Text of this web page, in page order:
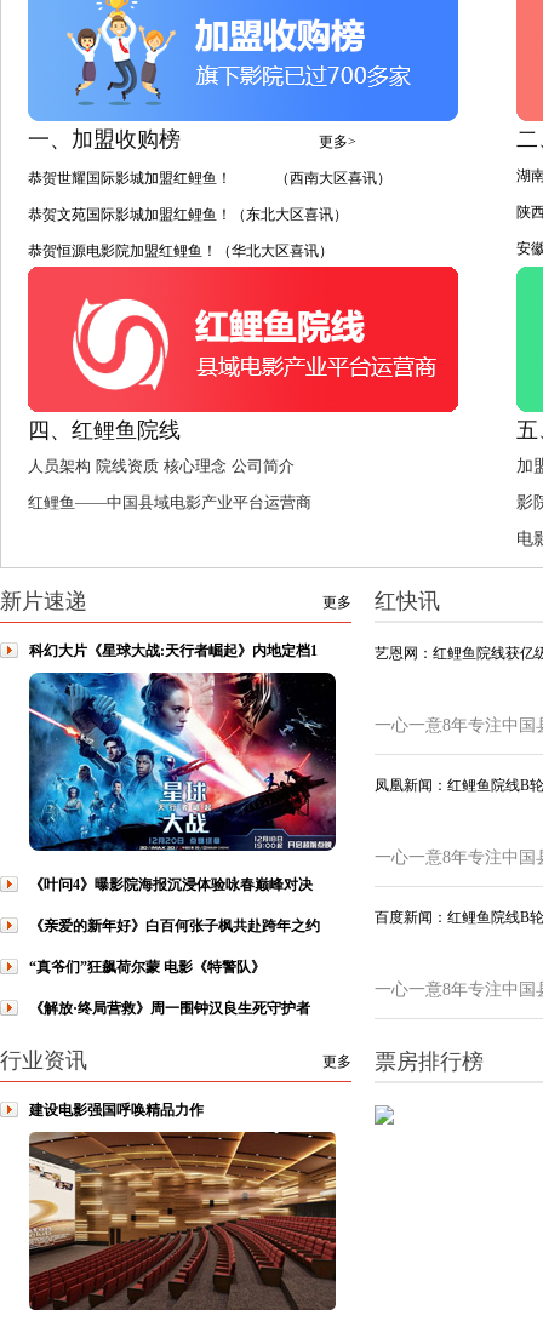
一、加盟收购榜 更多>
恭贺世耀国际影城加盟红鲤鱼！ （西南大区喜讯）
恭贺文苑国际影城加盟红鲤鱼！（东北大区喜讯）
恭贺恒源电影院加盟红鲤鱼！（华北大区喜讯）
二
湖
陕
安
四、红鲤鱼院线
人员架构 院线资质 核心理念 公司简介
红鲤鱼——中国县域电影产业平台运营商
五
加
影
电
更多
新片速递
科幻大片《星球大战:天行者崛起》内地定档1
《叶问4》曝影院海报沉浸体验咏春巅峰对决
《亲爱的新年好》白百何张子枫共赴跨年之约
“真爷们”狂飙荷尔蒙 电影《特警队》
《解放·终局营救》周一围钟汉良生死守护者
更多
行业资讯
建设电影强国呼唤精品力作
红快讯
艺恩网：红鲤鱼院线获亿
一心一意8年专注中国
凤凰新闻：红鲤鱼院线B
一心一意8年专注中国
百度新闻：红鲤鱼院线B
一心一意8年专注中国
票房排行榜